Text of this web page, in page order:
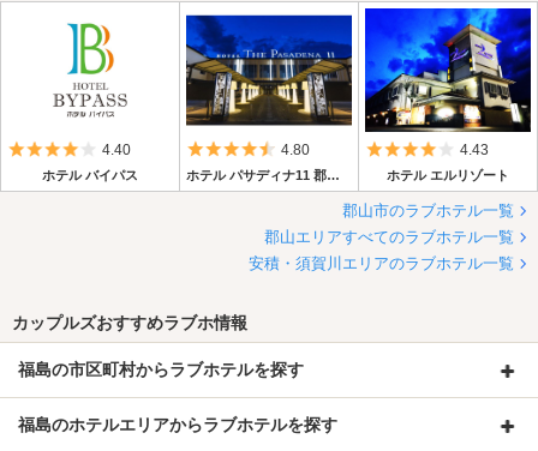
5つ星のうち4
4.40
ホテル バイパス
5つ星のうち4.5
4.80
ホテル パサディナ11 郡山店
5つ星のうち4
4.43
ホテル エルリゾート
郡山市のラブホテル一覧
郡山エリアすべてのラブホテル一覧
安積・須賀川エリアのラブホテル一覧
カップルズおすすめラブホ情報
福島の市区町村からラブホテルを探す
福島のホテルエリアからラブホテルを探す